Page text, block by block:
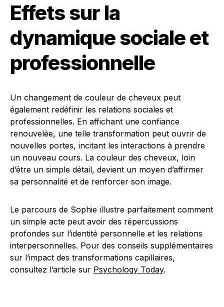
Effets sur la
dynamique sociale et
professionnelle
Un changement de couleur de cheveux peut
également redéfinir les relations sociales et
professionnelles. En affichant une confiance
renouvelée, une telle transformation peut ouvrir de
nouvelles portes, incitant les interactions à prendre
un nouveau cours. La couleur des cheveux, loin
d’être un simple détail, devient un moyen d’affirmer
sa personnalité et de renforcer son image.
Le parcours de Sophie illustre parfaitement comment
un simple acte peut avoir des répercussions
profondes sur l’identité personnelle et les relations
interpersonnelles. Pour des conseils supplémentaires
sur l’impact des transformations capillaires,
consultez l’article sur Psychology Today.